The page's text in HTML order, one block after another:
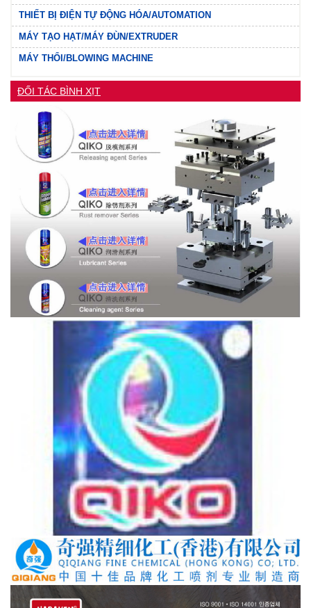
THIẾT BỊ ĐIỆN TỰ ĐỘNG HÓA/AUTOMATION
MÁY TẠO HẠT/MÁY ĐÙN/EXTRUDER
MÁY THỔI/BLOWING MACHINE
ĐỐI TÁC BÌNH XỊT